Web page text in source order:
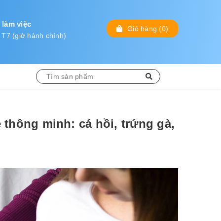
việc
T7 (giờ hành chính)
Giỏ hàng (0)
thông minh: cá hồi, trứng gà,